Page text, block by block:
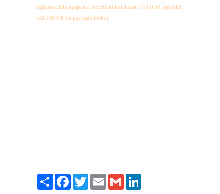
sağlamak için aşağıdaki modülleri kullanarak YORUM yapabilir,
FACEBOOK'da paylaşabilirsiniz!
PaylaşFacebook
TwitterEmailGmail